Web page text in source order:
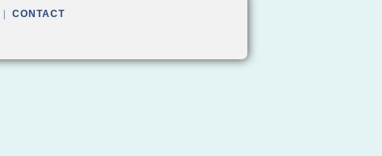
CONTACT